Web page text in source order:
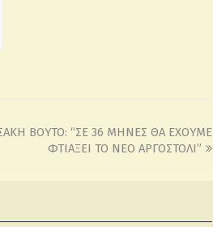
ΒΟΥΤΟ: “ΣΕ 36 ΜΗΝΕΣ ΘΑ ΕΧΟΥΜΕ
ΦΤΙΑΞΕΙ ΤΟ ΝΕΟ ΑΡΓΟΣΤΟΛΙ”